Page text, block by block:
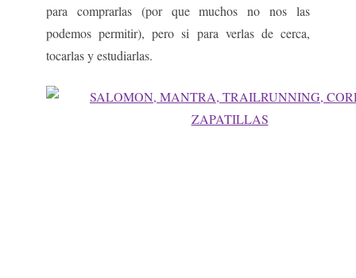
para comprarlas (por que muchos no nos las
podemos permitir), pero si para verlas de cerca,
tocarlas y estudiarlas.